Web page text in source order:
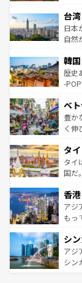
ならで
情報
れる
人々
ク、
ワイを、
はコ
リア
ク）
ど、
いる
ビン
い。
参照
台湾
日本
自然
ン）
と山
驚き
容に
照し
韓国
歴史
-
き、
でき
まで
リテ
覧を
ベ
豊か
く伸
急速
ーチ
醸し
とつ
ひ現
が旅
参照
タイ
タイ
国だ
の活
帯で
いビ
激す
が待
た文
香港
アジ
もっ
み、
てお
うな
シ
アジ
シン